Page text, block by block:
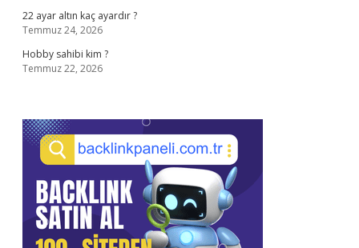
22 ayar altın kaç ayardır ?
Temmuz 24, 2026
Hobby sahibi kim ?
Temmuz 22, 2026